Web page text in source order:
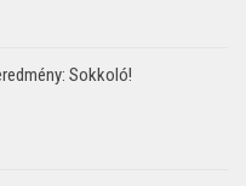
Sokkoló!